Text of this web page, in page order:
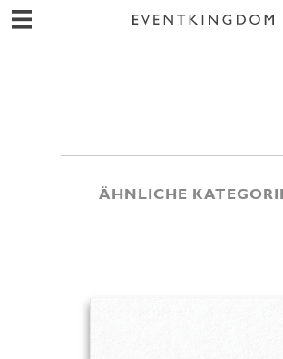
ÄHNLICHE